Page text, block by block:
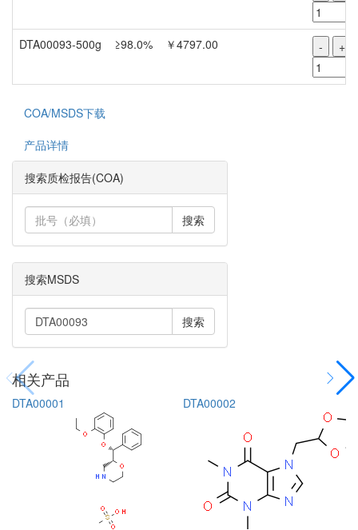
DTA00093-500g ≥98.0% ￥4797.00 - +
COA/MSDS下载
产品详情
搜索质检报告(COA)
搜索
搜索MSDS
搜索
相关产品
DTA00001 DTA00002